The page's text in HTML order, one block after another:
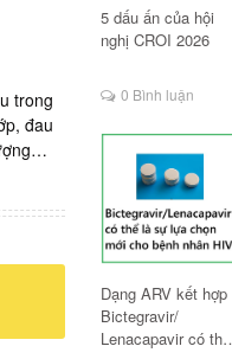
trong
đau
tốt
Hòa
5 dấu ấn của hội
nghị CROI 2026
0 Bình luận
Dạng ARV kết hợp
Bictegravir/
Lenacapavir có thể